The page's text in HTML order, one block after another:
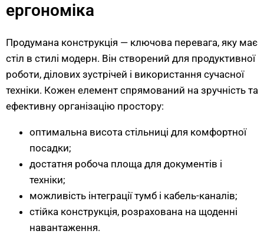
ергономіка
Продумана конструкція — ключова перевага, яку має
стіл в стилі модерн. Він створений для продуктивної
роботи, ділових зустрічей і використання сучасної
техніки. Кожен елемент спрямований на зручність та
ефективну організацію простору:
оптимальна висота стільниці для комфортної
посадки;
достатня робоча площа для документів і
техніки;
можливість інтеграції тумб і кабель-каналів;
стійка конструкція, розрахована на щоденні
навантаження.